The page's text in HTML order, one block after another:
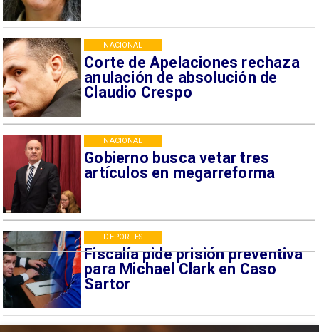
Corte de Apelaciones rechaza
anulación de absolución de
Claudio Crespo
NACIONAL
Gobierno busca vetar tres
artículos en megarreforma
NACIONAL
Fiscalía pide prisión preventiva
para Michael Clark en Caso
Sartor
DEPORTES